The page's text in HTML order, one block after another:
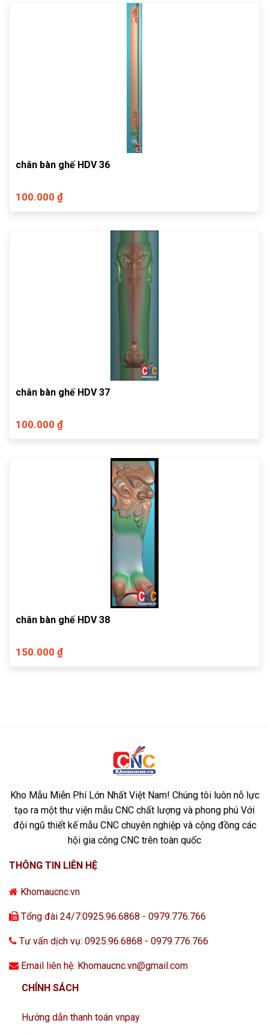
chân bàn ghế HDV 36
100.000 ₫
chân bàn ghế HDV 37
100.000 ₫
chân bàn ghế HDV 38
150.000 ₫
Kho Mẫu Miễn Phí Lớn Nhất Việt Nam! Chúng tôi luôn nỗ lực
tạo ra một thư viện mẫu CNC chất lượng và phong phú Với
đội ngũ thiết kế mẫu CNC chuyên nghiệp và cộng đồng các
hội gia công CNC trên toàn quốc
THÔNG TIN LIÊN HỆ
Khomaucnc.vn
Tổng đài 24/7:0925.96.6868 - 0979.776.766
Tư vấn dịch vụ: 0925.96.6868 - 0979.776.766
Email liên hệ: Khomaucnc.vn@gmail.com
CHÍNH SÁCH
Hướng dẫn thanh toán vnpay